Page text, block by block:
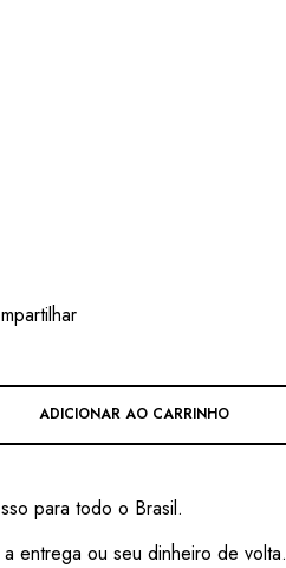
ADICIONAR AO CARRINHO
para todo o Brasil.
a entrega ou seu dinheiro de volta.